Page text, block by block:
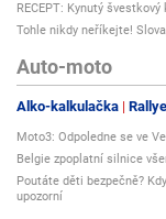
RECEPT: Kynutý
Tohle nikdy neříkejte!
Auto-moto
Alko-kalkulačka
Moto3: Odpoledne se ve
Belgie zpoplatní silnice
Poutáte děti bezpečně?
upozorní